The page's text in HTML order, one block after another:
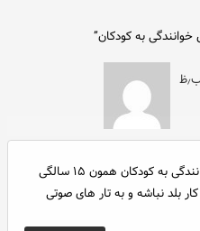
به کودکان”
بنظر منم بهترین سن برای آموزش خوانندگی به کودکان همون ۱۵ سالگی
بلد نباشه و به تار های صوتی